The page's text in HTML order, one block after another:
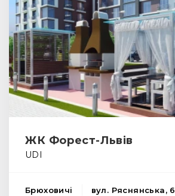
ЖК Форест-Львів
UDI
Брюховичі вул. Ряснянська, 6